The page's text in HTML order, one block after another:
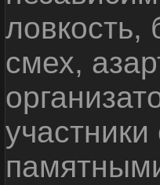
ловкость,
смех,